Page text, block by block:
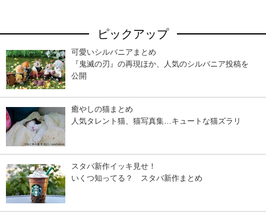
ピックアップ
可愛いシルバニアまとめ
『鬼滅の刃』の再現ほか、人気のシルバニア投稿を
公開
癒やしの猫まとめ
人気タレント猫、猫写真集…キュートな猫ズラリ
スタバ新作イッキ見せ！
いくつ知ってる？ スタバ新作まとめ